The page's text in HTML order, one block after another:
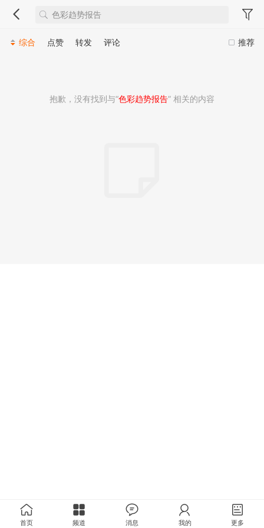
推荐
综合 点赞 转发 评论
抱歉，没有找到与“色彩趋势报告” 相关的内容
首页 频道 消息 我的 更多